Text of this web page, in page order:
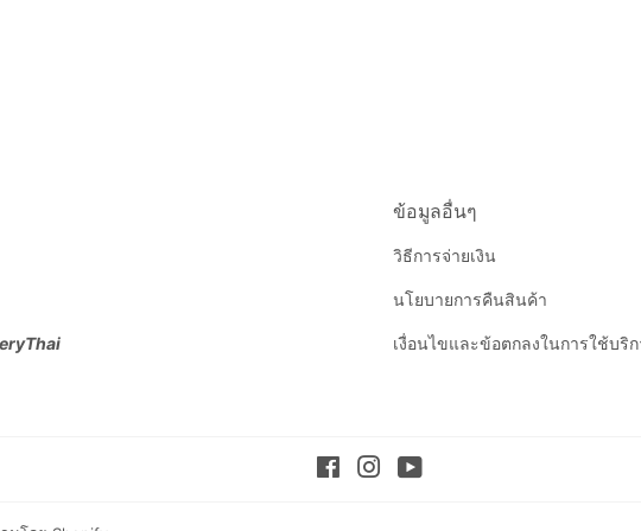
ข้อมูลอื่นๆ
วิธีการจ่ายเงิน
นโยบายการคืนสินค้า
เงื่อนไขและข้อตกลงในการใช้บริ
FacebookInstagram